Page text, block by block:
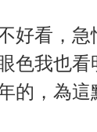
好看，急
色我也看
的，為這